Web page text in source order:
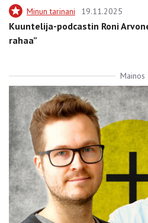
Minun tarinani 19.11.2025
Kuuntelija-podcastin Roni
rahaa”
Mainos